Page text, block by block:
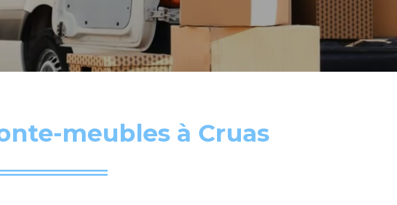
meubles à Cruas